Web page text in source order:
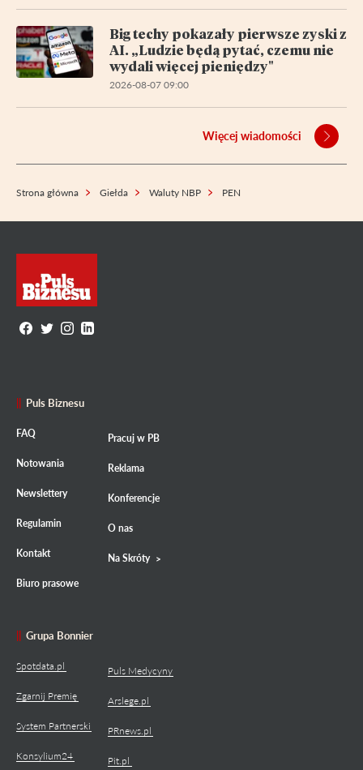
Big techy pokazały pierwsze zyski z
AI. „Ludzie będą pytać, czemu nie
wydali więcej pieniędzy"
2026-08-07 09:00
Więcej wiadomości
Strona główna Giełda Waluty NBP PEN
Puls Biznesu
FAQ
Notowania
Newslettery
Regulamin
Kontakt
Biuro prasowe
Pracuj w PB
Reklama
Konferencje
O nas
Na Skróty
Grupa Bonnier
Spotdata.pl
Zgarnij Premię
System Partnerski
Konsylium24
Puls Medycyny
Arslege.pl
PRnews.pl
Pit.pl